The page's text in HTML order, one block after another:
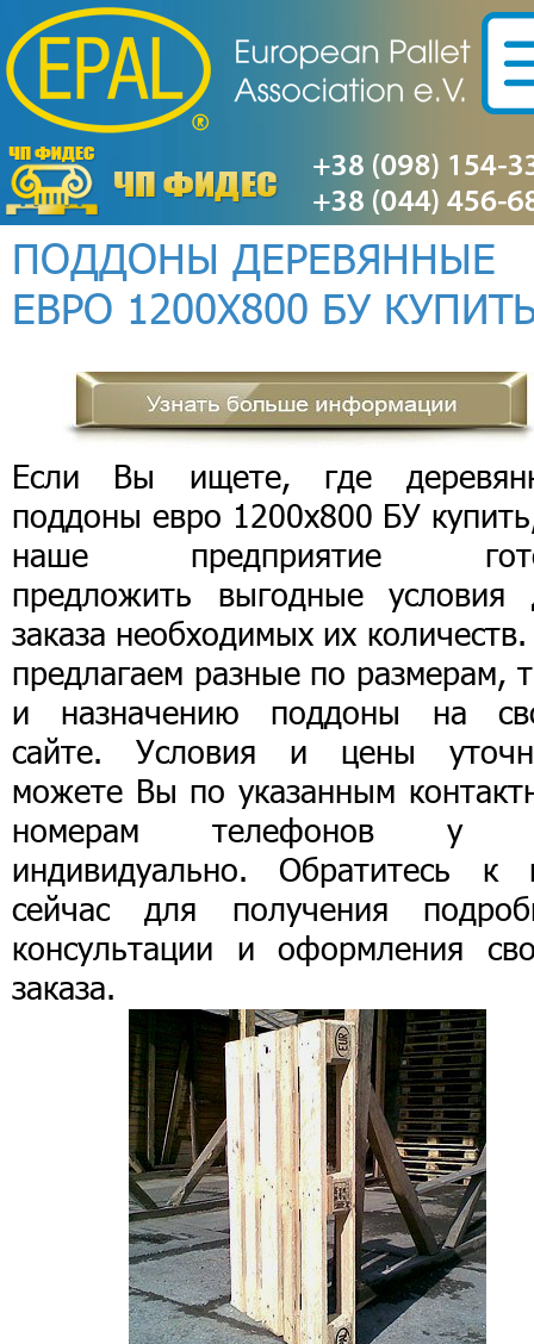
ПОДДОНЫ ДЕРЕВЯННЫЕ
ЕВРО 1200Х800 БУ
Если Вы ищете, где
поддоны евро 1200х800 БУ
наше предприятие
предложить выгодные условия
заказа необходимых их
предлагаем разные по размерам,
и назначению поддоны на
сайте. Условия и цены
можете Вы по указанным
номерам телефонов у
индивидуально. Обратитесь к
сейчас для получения
консультации и оформления
заказа.